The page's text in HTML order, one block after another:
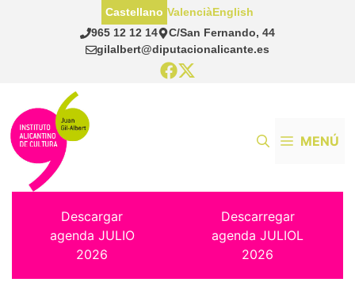
965 12 12 14
C/San Fernando, 44
gilalbert@diputacionalicante.es
Castellano ValenciàEnglish
MENÚ
Descargar
agenda JULIO
2026
Descarregar
agenda JULIOL
2026